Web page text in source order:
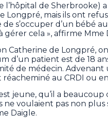
l’hôpital de Sherbrooke)
Longpré, mais ils ont
de s’occuper d’un bébé
gérer cela », affirme Mme
Catherine de Longpré,
d’un patient est de 18
de médecin.
réacheminé au CRDI ou
jeune, qu’il a
ne voulaient pas non
Daigle.